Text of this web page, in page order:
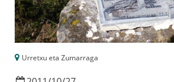
Urretxu eta Zumarraga